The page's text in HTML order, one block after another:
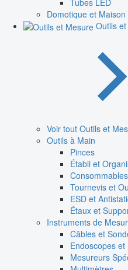
Domotique et
Outils
Voir tout Outils et
Outils à Main
Pinces
Établi et
Tournevis et
ESD et
Étaux et
Instruments de
Câbles et
Endoscopes et
Mesureurs